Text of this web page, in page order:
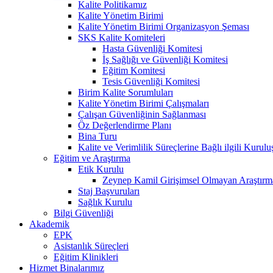
Kalite Politikamız
Kalite Yönetim Birimi
Kalite Yönetim Birimi Organizasyon Şeması
SKS Kalite Komiteleri
Hasta Güvenliği Komitesi
İş Sağlığı ve Güvenliği Komitesi
Eğitim Komitesi
Tesis Güvenliği Komitesi
Birim Kalite Sorumluları
Kalite Yönetim Birimi Çalışmaları
Çalışan Güvenliğinin Sağlanması
Öz Değerlendirme Planı
Bina Turu
Kalite ve Verimlilik Süreçlerine Bağlı ilgili
Eğitim ve Araştırma
Etik Kurulu
Zeynep Kamil Girişimsel Olmayan
Staj Başvuruları
Sağlık Kurulu
Bilgi Güvenliği
Akademik
EPK
Asistanlık Süreçleri
Eğitim Klinikleri
Hizmet Binalarımız